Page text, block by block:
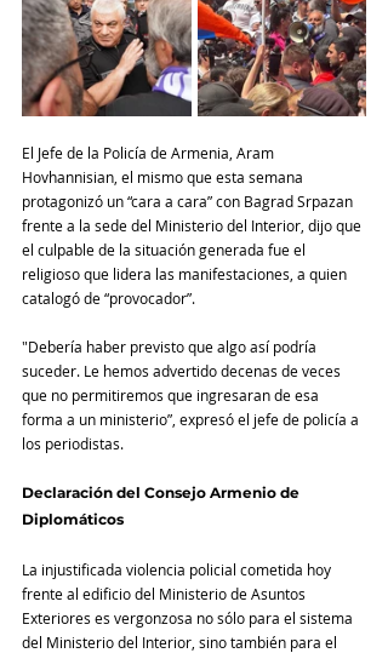
El Jefe de la Policía de Armenia, Aram
Hovhannisian, el mismo que esta semana
protagonizó un “cara a cara” con Bagrad Srpazan
frente a la sede del Ministerio del Interior, dijo que
el culpable de la situación generada fue el
religioso que lidera las manifestaciones, a quien
catalogó de “provocador”.
"Debería haber previsto que algo así podría
suceder. Le hemos advertido decenas de veces
que no permitiremos que ingresaran de esa
forma a un ministerio”, expresó el jefe de policía a
los periodistas.
Declaración del Consejo Armenio de
Diplomáticos
La injustificada violencia policial cometida hoy
frente al edificio del Ministerio de Asuntos
Exteriores es vergonzosa no sólo para el sistema
del Ministerio del Interior, sino también para el